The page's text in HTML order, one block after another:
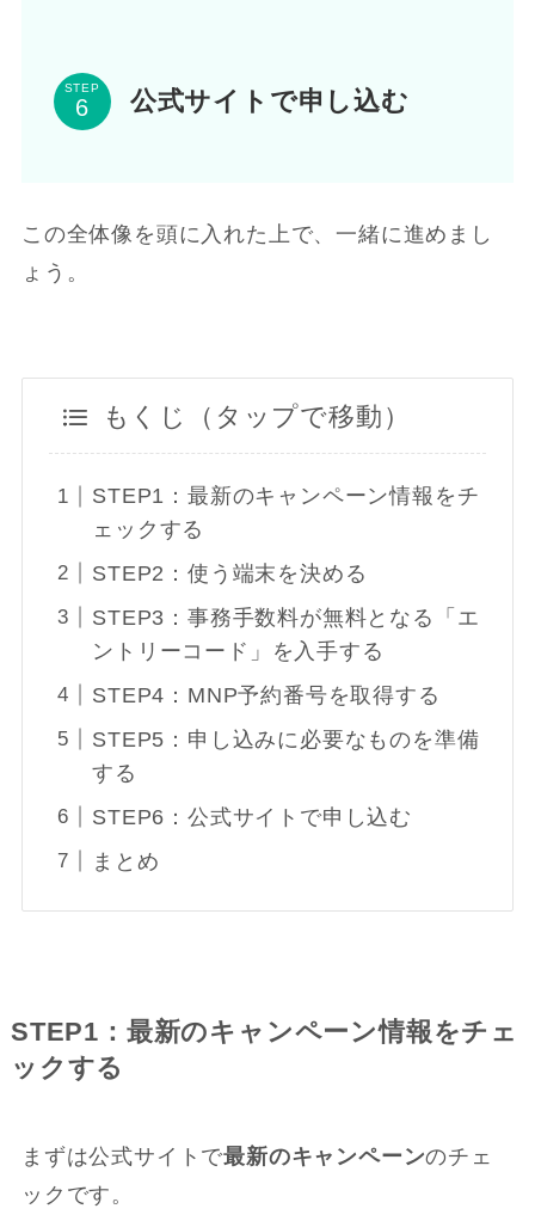
STEP 公式サイトで申し込む
この全体像を頭に入れた上で、一緒に進めまし
ょう。
もくじ（タップで移動）
STEP1：最新のキャンペーン情報をチ
ェックする
STEP2：使う端末を決める
STEP3：事務手数料が無料となる「エ
ントリーコード」を入手する
STEP4：MNP予約番号を取得する
STEP5：申し込みに必要なものを準備
する
STEP6：公式サイトで申し込む
まとめ
STEP1：最新のキャンペーン情報をチェ
ックする
まずは公式サイトで最新のキャンペーンのチェ
ックです。